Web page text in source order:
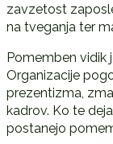
zavzetost
na tveganja ter
Pomemben vidik
Organizacije
prezentizma,
kadrov. Ko te
postanejo